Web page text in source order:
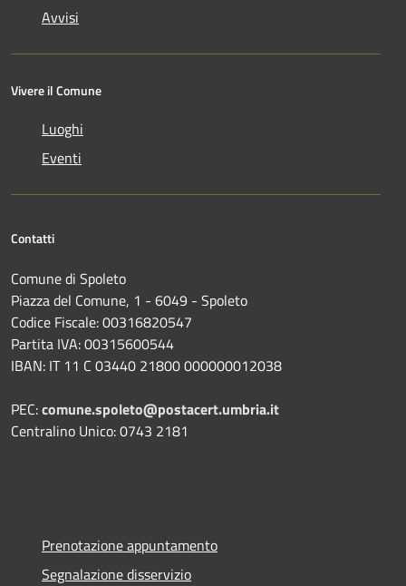
Avvisi
Vivere il Comune
Luoghi
Eventi
Contatti
Comune di Spoleto
Piazza del Comune, 1 - 6049 - Spoleto
Codice Fiscale: 00316820547
Partita IVA: 00315600544
IBAN: IT 11 C 03440 21800 000000012038
PEC:comune.spoleto@postacert.umbria.it
Centralino Unico: 0743 2181
Prenotazione appuntamento
Segnalazione disservizio